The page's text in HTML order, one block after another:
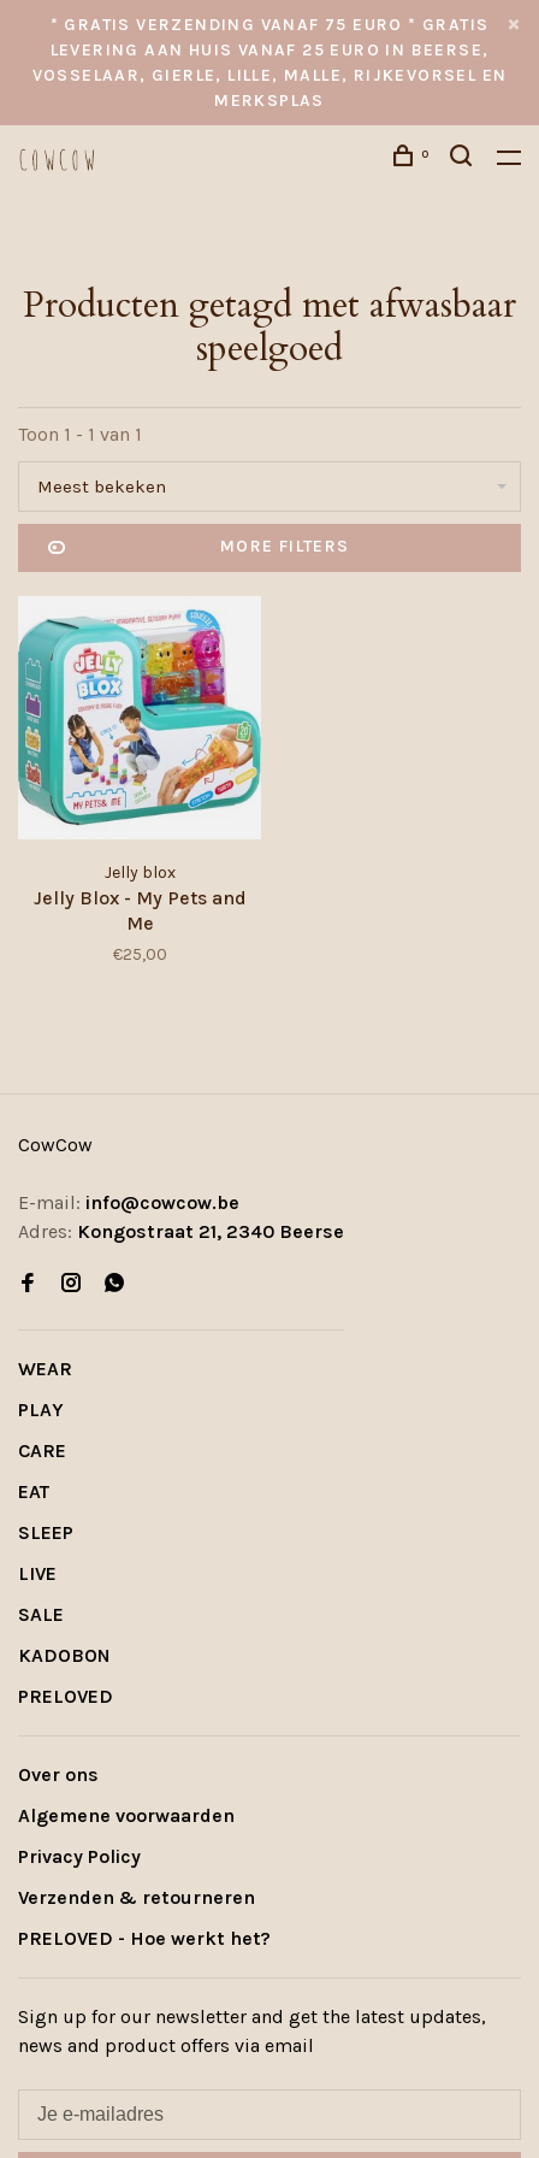
* GRATIS VERZENDING VANAF 75 EURO * GRATIS
LEVERING AAN HUIS VANAF 25 EURO IN BEERSE,
VOSSELAAR, GIERLE, LILLE, MALLE, RIJKEVORSEL EN
MERKSPLAS
0
Producten getagd met afwasbaar
speelgoed
Toon 1 - 1 van 1
Meest bekeken
MORE FILTERS
Jelly blox
Jelly Blox - My Pets and
Me
€25,00
CowCow
E-mail: info@cowcow.be
Adres: Kongostraat 21, 2340 Beerse
WEAR
PLAY
CARE
EAT
SLEEP
LIVE
SALE
KADOBON
PRELOVED
Over ons
Algemene voorwaarden
Privacy Policy
Verzenden & retourneren
PRELOVED - Hoe werkt het?
Sign up for our newsletter and get the latest updates,
news and product offers via email